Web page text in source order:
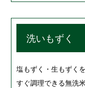
洗いもずく
塩もずく・生もずく
すぐ調理できる無洗